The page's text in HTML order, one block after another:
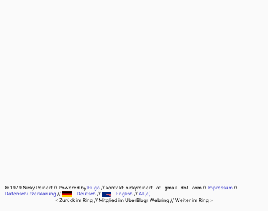
© 1979 Nicky Reinert // Powered by Hugo // kontakt: nickyreinert -at- gmail -dot- com // Impressum //
Datenschutzerklärung // Deutsch // English // All(e)
< Zurück im Ring // Mitglied im UberBlogr Webring // Weiter im Ring >